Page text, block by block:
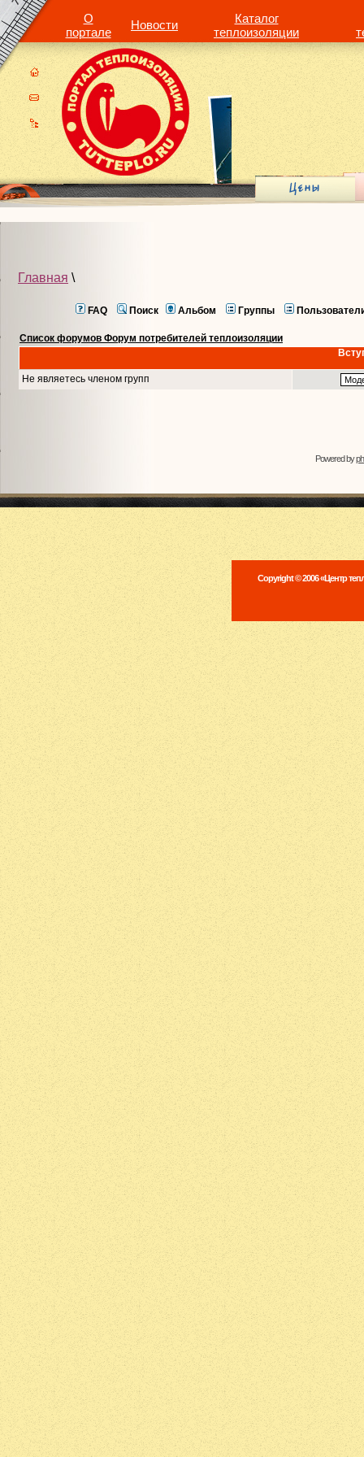
О
портале
Новости
Каталог
теплоизоляции
Главная \
FAQ Поиск Альбом Группы
Список форумов Форум потребителей теплоизоляции
Не являетесь членом групп
Powered by
Copyright © 2006 «Центр